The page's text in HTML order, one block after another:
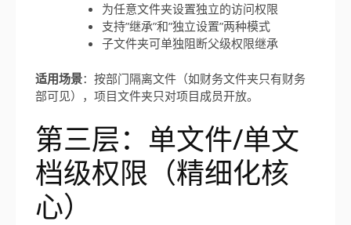
为任意文件夹设置独立的访问权限
支持”继承”和”独立设置”两种模式
子文件夹可单独阻断父级权限继承
适用场景：按部门隔离文件（如财务文件夹只有财务
部可见），项目文件夹只对项目成员开放。
第三层：单文件/单文
档级权限（精细化核
心）